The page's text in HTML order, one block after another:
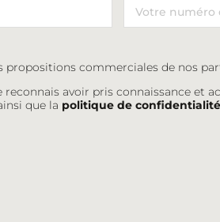
propositions commerciales de nos
reconnais avoir pris connaissance et
que la politique de confidentialité